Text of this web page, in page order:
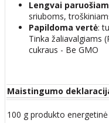
Lengvai
sriuboms,
Papildoma vertė:
Tinka žaliavalgiams
cukraus - Be GMO
Maistingumo
100 g produkto